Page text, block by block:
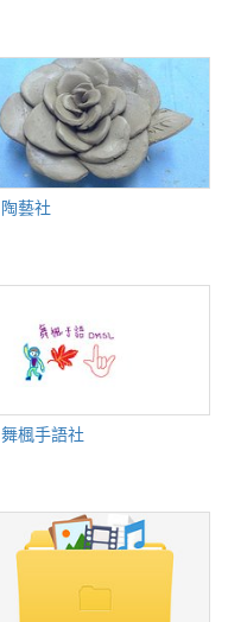
陶藝社
舞楓手語社